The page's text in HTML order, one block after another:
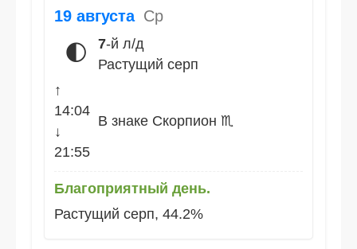
19 августа Ср
🌓 7-й л/д
Растущий серп
↑
14:04
↓
21:55
В знаке Скорпион ♏
Благоприятный день.
Растущий серп, 44.2%